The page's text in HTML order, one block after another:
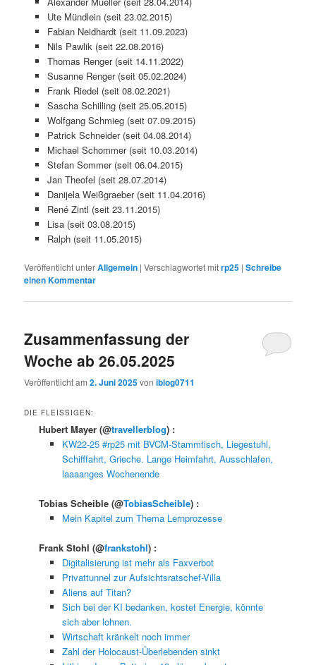
Ute Mündlein (seit 23.02.2015)
Fabian Neidhardt (seit 11.09.2023)
Nils Pawlik (seit 22.08.2016)
Thomas Renger (seit 14.11.2022)
Susanne Renger (seit 05.02.2024)
Frank Riedel (seit 08.02.2021)
Sascha Schilling (seit 25.05.2015)
Wolfgang Schmieg (seit 07.09.2015)
Patrick Schneider (seit 04.08.2014)
Michael Schommer (seit 10.03.2014)
Stefan Sommer (seit 06.04.2015)
Jan Theofel (seit 28.07.2014)
Danijela Weißgraeber (seit 11.04.2016)
René Zintl (seit 23.11.2015)
Lisa (seit 03.08.2015)
Ralph (seit 11.05.2015)
Veröffentlicht unterAllgemein |Verschlagwortet mitrp25 |Schreibe
einen Kommentar
Zusammenfassung der
Woche ab 26.05.2025
Veröffentlicht am2. Juni 2025voniblog0711
DIE FLEISSIGEN:
Hubert Mayer(@travellerblog) :
KW22-25 #rp25 mit BVCM-Stammtisch, Liegestuhl,
Schifffahrt, Grieche. Lange Heimfahrt, Ausschlafen,
laaaanges Wochenende
Tobias Scheible(@TobiasScheible) :
Mein Kapitel zum Thema Lernprozesse
Frank Stohl(@frankstohl) :
Digitalisierung ist mehr als Faxverbot
Privattunnel zur Aufsichtsratschef-Villa
Aliens auf Titan?
Sich bei der KI bedanken, kostet Energie, könnte
sich aber lohnen.
Wirtschaft kränkelt noch immer
Zahl der Holocaust-Überlebenden sinkt